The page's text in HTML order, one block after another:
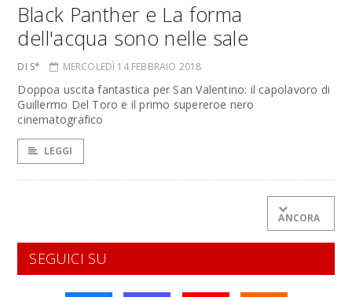
Black Panther e La forma
dell'acqua sono nelle sale
DI S* MERCOLEDÌ 14 FEBBRAIO 2018
Doppoa uscita fantastica per San Valentino: il capolavoro di
Guillermo Del Toro e il primo supereroe nero
cinematografico
LEGGI
ANCORA
SEGUICI SU